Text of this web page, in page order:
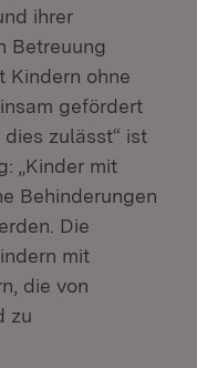
ihrer
Betreuung
Kindern ohne
gefördert
zulässt“ ist
„Kinder mit
Behinderungen
Die
mit
die von
zu